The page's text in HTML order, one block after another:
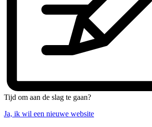
Tijd om aan de slag te gaan?
Ja, ik wil een nieuwe website